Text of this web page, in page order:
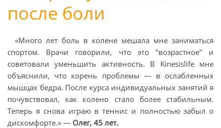
после боли
«Много лет боль в колене мешала мне заниматься
спортом. Врачи говорили, что это "возрастное" и
советовали уменьшить активность. В Kinesislife мне
объяснили, что корень проблемы — в ослабленных
мышцах бедра. После курса индивидуальных занятий я
почувствовал, как колено стало более стабильным.
Теперь я снова играю в теннис и полностью забыл о
дискомфорте.» — Олег, 45 лет.